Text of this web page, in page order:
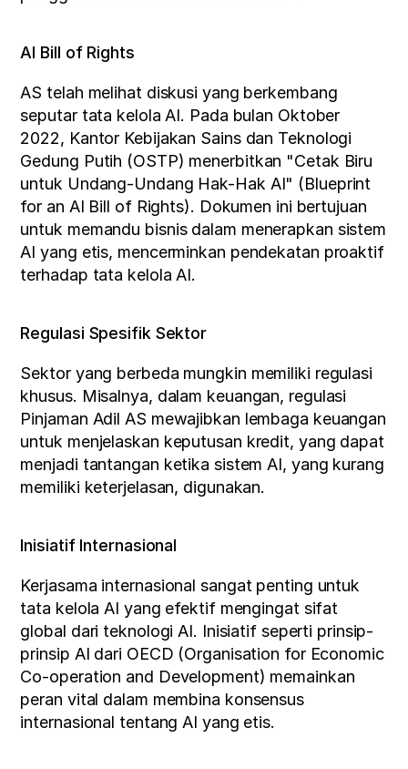
AI Bill of Rights
AS telah melihat diskusi yang berkembang
seputar tata kelola AI. Pada bulan Oktober
2022, Kantor Kebijakan Sains dan Teknologi
Gedung Putih (OSTP) menerbitkan "Cetak Biru
untuk Undang-Undang Hak-Hak AI" (Blueprint
for an AI Bill of Rights). Dokumen ini bertujuan
untuk memandu bisnis dalam menerapkan sistem
AI yang etis, mencerminkan pendekatan proaktif
terhadap tata kelola AI.
Regulasi Spesifik Sektor
Sektor yang berbeda mungkin memiliki regulasi
khusus. Misalnya, dalam keuangan, regulasi
Pinjaman Adil AS mewajibkan lembaga keuangan
untuk menjelaskan keputusan kredit, yang dapat
menjadi tantangan ketika sistem AI, yang kurang
memiliki keterjelasan, digunakan.
Inisiatif Internasional
Kerjasama internasional sangat penting untuk
tata kelola AI yang efektif mengingat sifat
global dari teknologi AI. Inisiatif seperti prinsip-
prinsip AI dari OECD (Organisation for Economic
Co-operation and Development) memainkan
peran vital dalam membina konsensus
internasional tentang AI yang etis.